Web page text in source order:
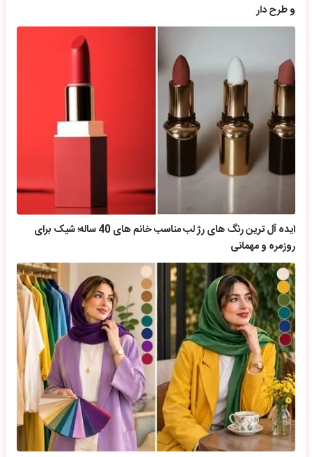
و طرح دار
ایده آل ترین رنگ های رژ لب مناسب خانم های 40 ساله؛ شیک برای
روزمره و مهمانی